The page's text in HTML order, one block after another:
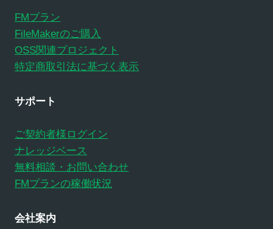
FMプラン
FileMakerのご購入
OSS関連プロジェクト
特定商取引法に基づく表示
サポート
ご契約者様ログイン
ナレッジベース
無料相談・お問い合わせ
FMプランの稼働状況
会社案内